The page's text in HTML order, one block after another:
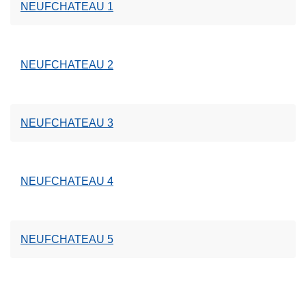
NEUFCHATEAU 1
NEUFCHATEAU 2
NEUFCHATEAU 3
NEUFCHATEAU 4
NEUFCHATEAU 5